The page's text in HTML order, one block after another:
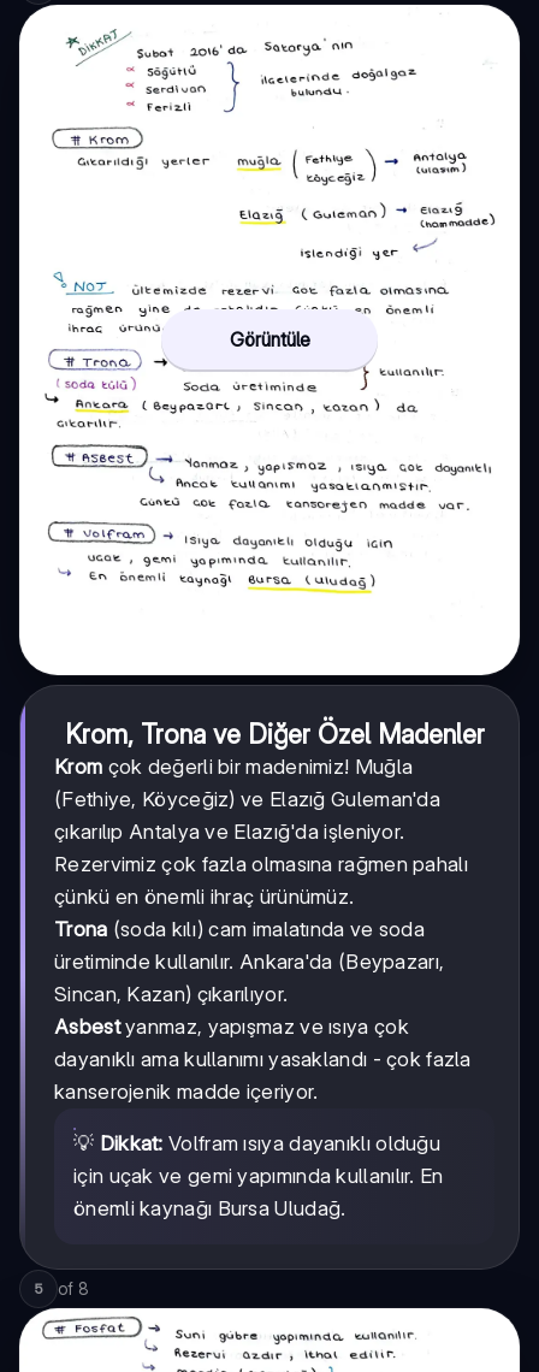
Görüntüle
Krom, Trona ve Diğer Özel Madenler
Krom çok değerli bir madenimiz! Muğla
(Fethiye, Köyceğiz) ve Elazığ Guleman'da
çıkarılıp Antalya ve Elazığ'da işleniyor.
Rezervimiz çok fazla olmasına rağmen pahalı
çünkü en önemli ihraç ürünümüz.
Trona (soda kılı) cam imalatında ve soda
üretiminde kullanılır. Ankara'da (Beypazarı,
Sincan, Kazan) çıkarılıyor.
Asbestyanmaz, yapışmaz ve ısıya çok
dayanıklı ama kullanımı yasaklandı - çok fazla
kanserojenik madde içeriyor.
💡 Dikkat: Volfram ısıya dayanıklı olduğu
için uçak ve gemi yapımında kullanılır. En
önemli kaynağı Bursa Uludağ.
5 of 8